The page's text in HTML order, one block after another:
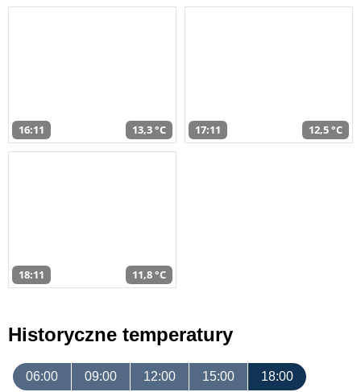
16:11 13,3 °C 17:11 12,5 °C
18:11 11,8 °C
Historyczne temperatury
06:00 09:00 12:00 15:00 18:00